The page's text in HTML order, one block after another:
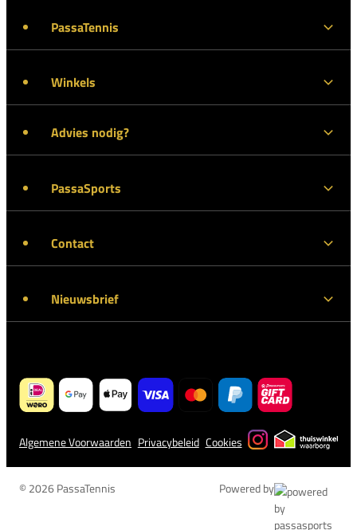
PassaTennis
Winkels
Advies nodig?
PassaSports
Contact
Nieuwsbrief
Algemene Voorwaarden Privacybeleid Cookies
© 2026 PassaTennis Powered by